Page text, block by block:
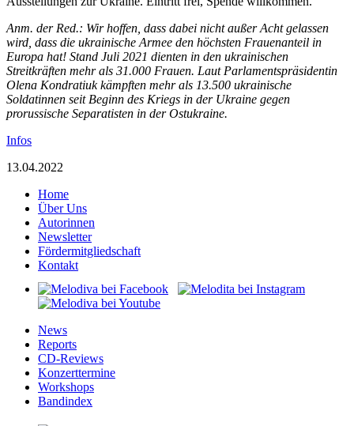
Anm. der Red.: Wir hoffen, dass dabei nicht außer Acht gelassen
wird, dass die ukrainische Armee den höchsten Frauenanteil in
Europa hat! Stand Juli 2021 dienten in den ukrainischen
Streitkräften mehr als 31.000 Frauen. Laut Parlamentspräsidentin
Olena Kondratiuk kämpften mehr als 13.500 ukrainische
Soldatinnen seit Beginn des Kriegs in der Ukraine gegen
prorussische Separatisten in der Ostukraine.
Infos
13.04.2022
Home
Über Uns
Autorinnen
Newsletter
Fördermitgliedschaft
Kontakt
News
Reports
CD-Reviews
Konzerttermine
Workshops
Bandindex